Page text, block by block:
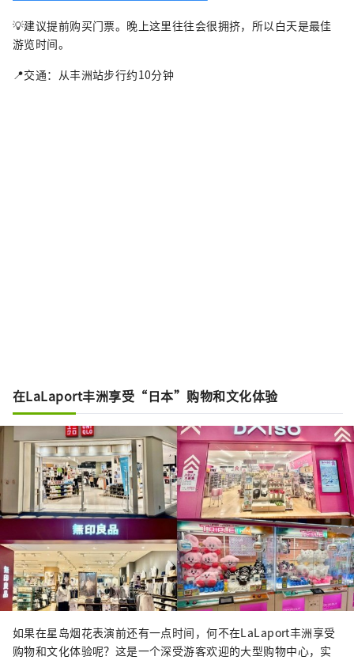
💡建议提前购买门票。晚上这里往往会很拥挤，所以白天是最佳
游览时间。
📍交通：从丰洲站步行约10分钟
在LaLaport丰洲享受“日本”购物和文化体验
如果在星岛烟花表演前还有一点时间，何不在LaLaport丰洲享受
购物和文化体验呢？这是一个深受游客欢迎的大型购物中心，实